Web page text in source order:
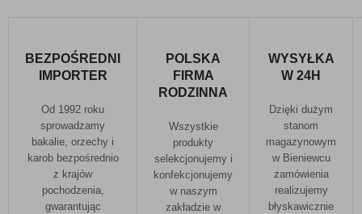
BEZPOŚREDNI
IMPORTER
Od 1992 roku
sprowadzamy
bakalie, orzechy i
karob bezpośrednio
z krajów
pochodzenia,
gwarantując
POLSKA
FIRMA
RODZINNA
Wszystkie
produkty
selekcjonujemy i
konfekcjonujemy
w naszym
zakładzie w
WYSYŁKA
W 24H
Dzięki dużym
stanom
magazynowym
w Bieniewcu
zamówienia
realizujemy
błyskawicznie